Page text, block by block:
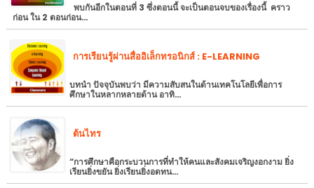
พบกันอีกในตอนที่ 3 ซึ่งตอนนี้ จะเป็นตอนจบของเรื่องนี้ คราว
ก่อน ใน 2 ตอนก่อน…
การเรียนรู้ผ่านสื่ออิเล็กทรอนิกส์ : E-LEARNING
บทนำ ปัจจุบันพบว่า มีความสับสนในด้านเทคโนโลยีเพื่อการ
ศึกษาในหลากหลายด้าน อาทิ…
ต้นไทร
“การศึกษาคือกระบวนการที่ทำให้คนและสังคมเจริญงอกงาม ยิ่ง
เรียนยิ่งขยัน ยิ่งเรียนยิ่งอดทน…